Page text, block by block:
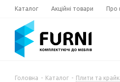
Каталог Акційні товари Про
Головна - Каталог - Плити та